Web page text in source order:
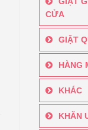
CỬA
GIẶT
HÀNG
KHÁC
KHĂN